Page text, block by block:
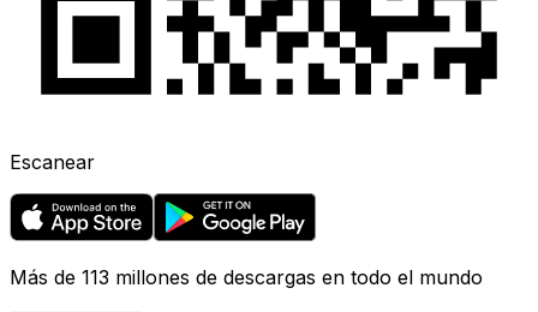
Escanear
Más de 113 millones de descargas en todo el mundo